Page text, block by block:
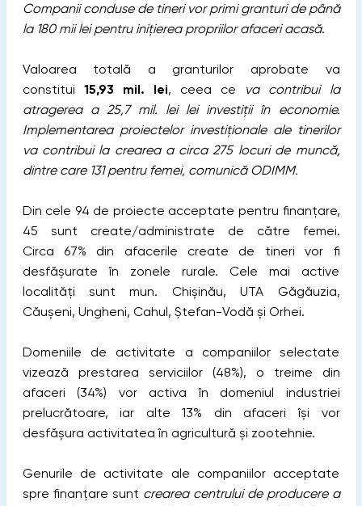
Companii conduse de tineri vor primi granturi de până
la 180 mii lei pentru inițierea propriilor afaceri acasă.
Valoarea totală a granturilor aprobate va
constitui 15,93 mil. lei, ceea ce va contribui la
atragerea a 25,7 mil. lei lei investiții în economie.
Implementarea proiectelor investiționale ale tinerilor
va contribui la crearea a circa 275 locuri de muncă,
dintre care 131 pentru femei, comunică ODIMM.
Din cele 94 de proiecte acceptate pentru finanțare,
45 sunt create/administrate de către femei.
Circa 67% din afacerile create de tineri vor fi
desfășurate în zonele rurale. Cele mai active
localități sunt mun. Chișinău, UTA Găgăuzia,
Căușeni, Ungheni, Cahul, Ștefan-Vodă și Orhei.
Domeniile de activitate a companiilor selectate
vizează prestarea serviciilor (48%), o treime din
afaceri (34%) vor activa în domeniul industriei
prelucrătoare, iar alte 13% din afaceri își vor
desfășura activitatea în agricultură și zootehnie.
Genurile de activitate ale companiilor acceptate
spre finanțare sunt crearea centrului de producere a